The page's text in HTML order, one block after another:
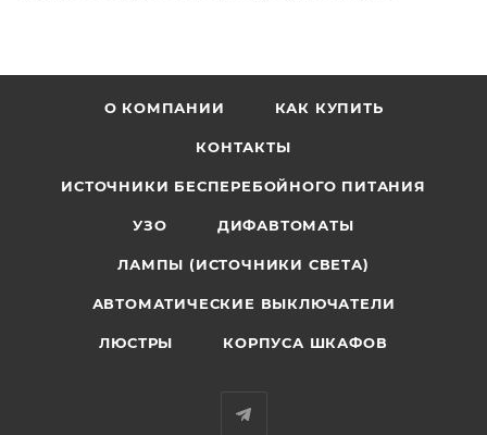
О КОМПАНИИ КАК КУПИТЬ
КОНТАКТЫ
ИСТОЧНИКИ БЕСПЕРЕБОЙНОГО ПИТАНИЯ
УЗО ДИФАВТОМАТЫ
ЛАМПЫ (ИСТОЧНИКИ СВЕТА)
АВТОМАТИЧЕСКИЕ ВЫКЛЮЧАТЕЛИ
ЛЮСТРЫ КОРПУСА ШКАФОВ